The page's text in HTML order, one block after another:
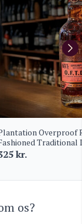
Overproof
Traditional
kr.
os?